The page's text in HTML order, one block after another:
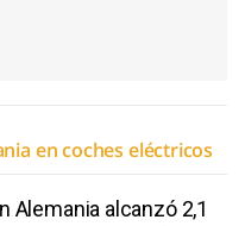
en coches eléctricos
Alemania alcanzó 2,1